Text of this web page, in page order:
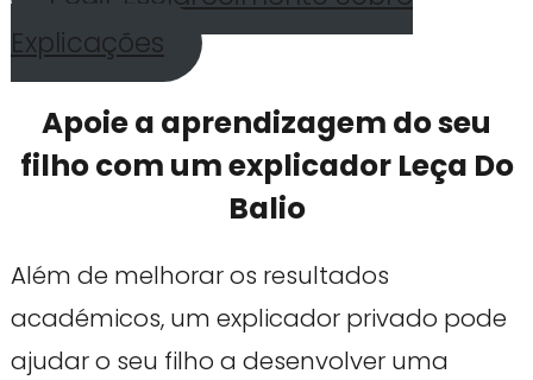
Explicações
Apoie a aprendizagem do seu
filho com um explicador Leça Do
Balio
Além de melhorar os resultados
académicos, um explicador privado pode
ajudar o seu filho a desenvolver uma